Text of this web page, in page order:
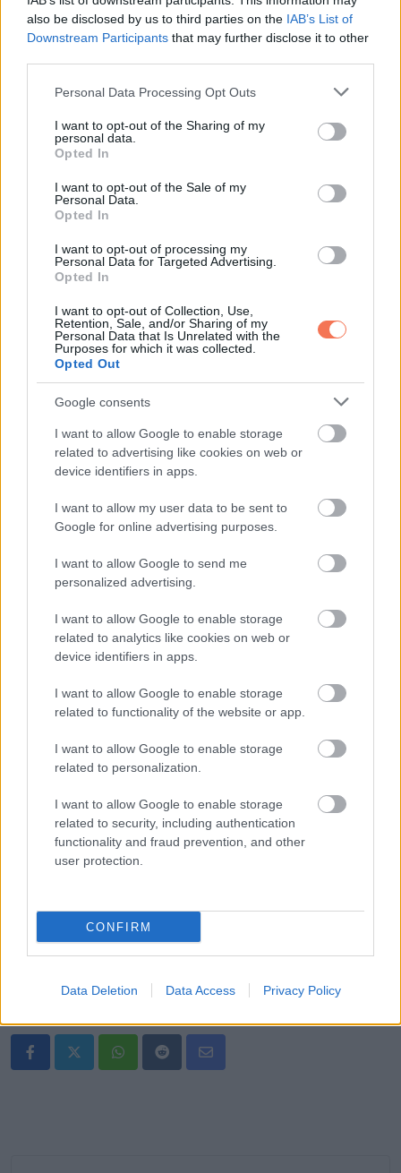
also be disclosed by us to third parties on the IAB’s List of
Downstream Participants that may further disclose it to other
Please note that this website/app uses one or more Google
not limited to your visit or usage behaviour. You may click to
grant or deny consent to Google and its third-party tags to
use your data for below specified purposes in below Google
consent section.
Personal Data Processing Opt Outs
I want to opt-out of the Sharing of my
personal data.
Opted In
I want to opt-out of the Sale of my
Personal Data.
Opted In
I want to opt-out of processing my
Personal Data for Targeted Advertising.
Opted In
I want to opt-out of Collection, Use,
Retention, Sale, and/or Sharing of my
Personal Data that Is Unrelated with the
Purposes for which it was collected.
Opted Out
Google consents
I want to allow Google to enable storage
related to advertising like cookies on web or
device identifiers in apps.
I want to allow my user data to be sent to
Google for online advertising purposes.
I want to allow Google to send me
personalized advertising.
I want to allow Google to enable storage
related to analytics like cookies on web or
device identifiers in apps.
I want to allow Google to enable storage
related to functionality of the website or app.
I want to allow Google to enable storage
related to personalization.
I want to allow Google to enable storage
related to security, including authentication
functionality and fraud prevention, and other
user protection.
CONFIRM
Data Deletion Data Access Privacy Policy
A legkeserűbb, hogy gyakran mindkét oldal sérül:
-A feleség azt érzi, lecserélték, és nem őt választották.
-A szerető pedig azt élheti meg, hogy talán sosem
választják igazán.
-Mindkettőben ott a csendes fájdalom, hogy „nem voltam
Az érzelmi ár mindenkinek
A feleségnek fáj, hogy már nem első.
A szeretőnek fáj az állandó bizonytalanság és a
Középen pedig gyakran egy olyan ember áll, aki nem néz
szembe a saját hiányával, vagy nem akar.
Az ítélkezés helyett érdemes látni, hogy a viszonyok nem
mindig rosszindulatból születnek. Sokszor két érzelmileg
magányos ember találkozik egy sebezhető időszakban. Ami
először megkönnyebbülésnek tűnik, később komoly belső
és kapcsolati konfliktussá válhat.
Mit érdemes valójában
észrevenni
A lényeg nem az, hogy ki a hibás, hanem az, hogy hogyan
sokszor a biztonságot jelenti, a szerető a vágyat. A feladat
az, hogy a biztonság és a szenvedély ugyanabban a
párkapcsolatban kapjon helyet, harmadik fél nélkül.
Ha egy pár képes egyensúlyt tartani a nyugalom és az
intimitás között, ha beszélnek egymással és jelen vannak, a
kezdeti láng.
WhatsappRedditShare